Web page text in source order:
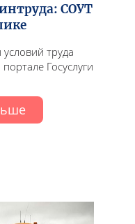
СОУТ
труда
Госуслуги